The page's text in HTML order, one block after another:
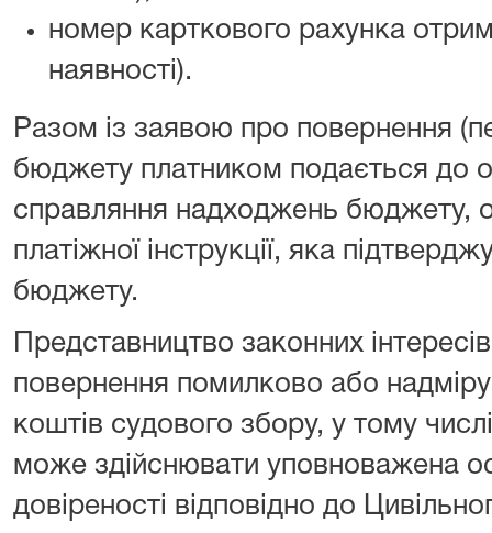
номер карткового рахунка
наявності).
Разом із заявою про повернення
бюджету платником подається до
справляння надходжень бюджету,
платіжної інструкції, яка
бюджету.
Представництво законних
повернення помилково або
коштів судового збору, у тому
може здійснювати уповноважена
довіреності відповідно до